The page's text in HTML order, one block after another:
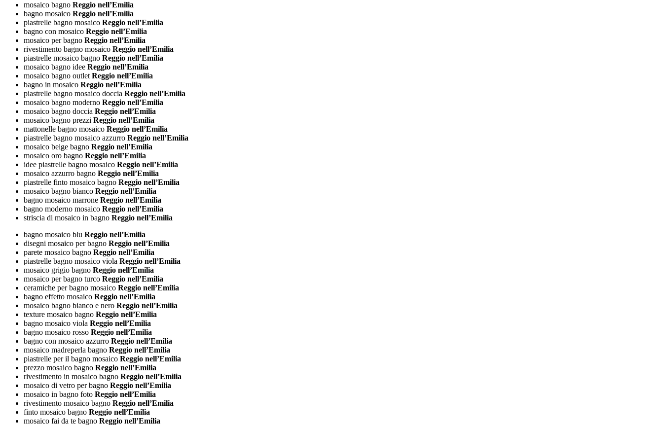
mosaico bagno Reggio nell’Emilia
bagno mosaico Reggio nell’Emilia
piastrelle bagno mosaico Reggio nell’Emilia
bagno con mosaico Reggio nell’Emilia
mosaico per bagno Reggio nell’Emilia
rivestimento bagno mosaico Reggio nell’Emilia
piastrelle mosaico bagno Reggio nell’Emilia
mosaico bagno idee Reggio nell’Emilia
mosaico bagno outletReggio nell’Emilia
bagno in mosaico Reggio nell’Emilia
piastrelle bagno mosaico doccia Reggio nell’Emilia
mosaico bagno moderno Reggio nell’Emilia
mosaico bagno doccia Reggio nell’Emilia
mosaico bagno prezzi Reggio nell’Emilia
mattonelle bagno mosaico Reggio nell’Emilia
piastrelle bagno mosaico azzurro Reggio nell’Emilia
mosaico beige bagno Reggio nell’Emilia
mosaico oro bagno Reggio nell’Emilia
idee piastrelle bagno mosaico Reggio nell’Emilia
mosaico azzurro bagno Reggio nell’Emilia
piastrelle finto mosaico bagno Reggio nell’Emilia
mosaico bagno bianco Reggio nell’Emilia
bagno mosaico marrone Reggio nell’Emilia
bagno moderno mosaico Reggio nell’Emilia
striscia di mosaico in bagno Reggio nell’Emilia
bagno mosaico blu Reggio nell’Emilia
disegni mosaico per bagno Reggio nell’Emilia
parete mosaico bagno Reggio nell’Emilia
piastrelle bagno mosaico viola Reggio nell’Emilia
mosaico grigio bagno Reggio nell’Emilia
mosaico per bagno turco Reggio nell’Emilia
ceramiche per bagno mosaico Reggio nell’Emilia
bagno effetto mosaico Reggio nell’Emilia
mosaico bagno bianco e nero Reggio nell’Emilia
texture mosaico bagno Reggio nell’Emilia
bagno mosaico viola Reggio nell’Emilia
bagno mosaico rosso Reggio nell’Emilia
bagno con mosaico azzurro Reggio nell’Emilia
mosaico madreperla bagno Reggio nell’Emilia
piastrelle per il bagno mosaico Reggio nell’Emilia
prezzo mosaico bagno Reggio nell’Emilia
rivestimento in mosaico bagno Reggio nell’Emilia
mosaico di vetro per bagno Reggio nell’Emilia
mosaico in bagno foto Reggio nell’Emilia
rivestimento mosaico bagno Reggio nell’Emilia
finto mosaico bagno Reggio nell’Emilia
mosaico fai da te bagno Reggio nell’Emilia